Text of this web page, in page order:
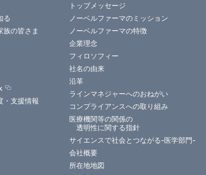
る
族の皆さま
・支援情報
トップメッセージ
ノーベルファーマのミッション
ノーベルファーマの特徴
企業理念
フィロソフィー
社名の由来
沿革
ラインマネジャーへのおねがい
コンプライアンスへの取り組み
医療機関等の関係の
透明性に関する指針
サイエンスで社会とつながる-医学部門-
会社概要
所在地地図